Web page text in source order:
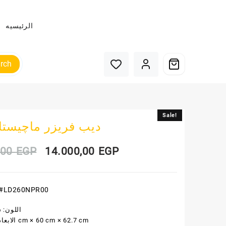
الرئيسيه
Sale!
ديب فريزر ماچيستا 6
EGP
Original
was:
14.000,00 EGPCurrent
الابعاد: 151 cm × 60 cm × 62.7 cm
Sale!